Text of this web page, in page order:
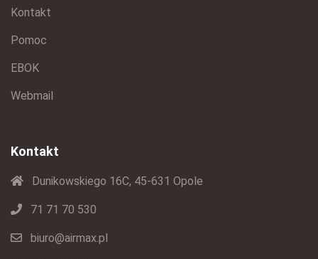
Kontakt
Pomoc
EBOK
Webmail
Kontakt
Dunikowskiego 16C, 45-631 Opole
71 71 70 530
biuro@airmax.pl